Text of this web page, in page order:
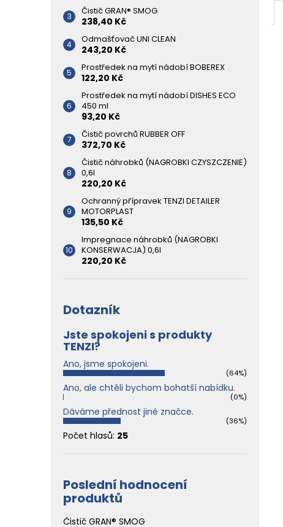
Čistič GRAN® SMOG
238,40 Kč
Odmašťovač UNI CLEAN
243,20 Kč
Prostředek na mytí nádobí BOBEREX
122,20 Kč
Prostředek na mytí nádobí DISHES ECO
450 ml
93,20 Kč
Čistič povrchů RUBBER OFF
372,70 Kč
Čistič náhrobků (NAGROBKI CZYSZCZENIE)
0,6l
220,20 Kč
Ochranný přípravek TENZI DETAILER
MOTORPLAST
135,50 Kč
Impregnace náhrobků (NAGROBKI
KONSERWACJA) 0,6l
220,20 Kč
Dotazník
Jste spokojeni s produkty
TENZI?
Ano, jsme spokojeni.
(64%)
Ano, ale chtěli bychom bohatší nabídku.
(0%)
Dáváme přednost jiné značce.
(36%)
Počet hlasů: 25
Poslední hodnocení
produktů
Čistič GRAN® SMOG